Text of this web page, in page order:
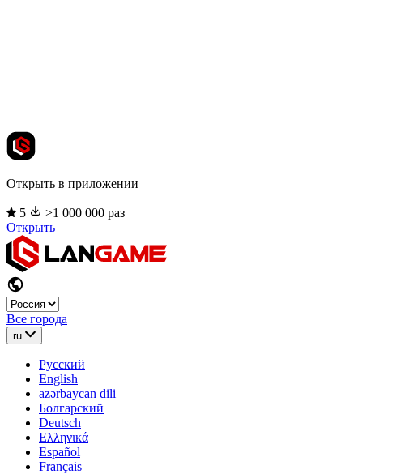
Открыть в приложении
5
>1 000 000 раз
Открыть
Все города
ru
Русский
English
azərbaycan dili
Болгарский
Deutsch
Ελληνικά
Español
Français